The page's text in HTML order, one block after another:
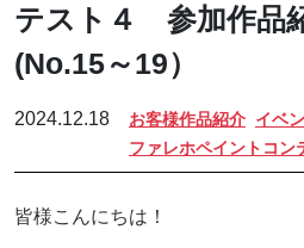
テスト４ 参加作品
(No.15～19）
2024.12.18 お客様作品紹介 イベ
ファレホペイントコン
皆様こんにちは！